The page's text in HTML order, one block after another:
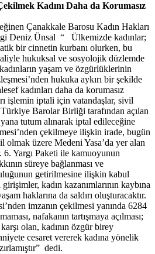
Kadını Daha da Korumasız
Çanakkale Barosu Kadın Hakları
Deniz Ünsal “ Ülkemizde kadınlar;
bir cinnetin kurbanı olurken, bu
hukuksal ve sosyolojik düzlemde
yaşam ve özgürlüklerinin
hukuka aykırı bir şekilde
kadınları daha da korumasız
işlemin iptali için vatandaşlar, sivil
Barolar Birliği tarafından açılan
tutum alınarak iptal edileceğine
çekilmeye ilişkin irade, bugün
olmak üzere Medeni Yasa’da yer alan
Yargı Paketi ile kamuoyunun
süreye bağlanması ve
getirilmesine ilişkin kabul
kadın kazanımlarının kaybına
haklarına da saldırı oluşturacaktır.
imzanın çekilmesi yanında 6284
nafakanın tartışmaya açılması;
olan, kadının özgür birey
cesaret vererek kadına yönelik
dedi.